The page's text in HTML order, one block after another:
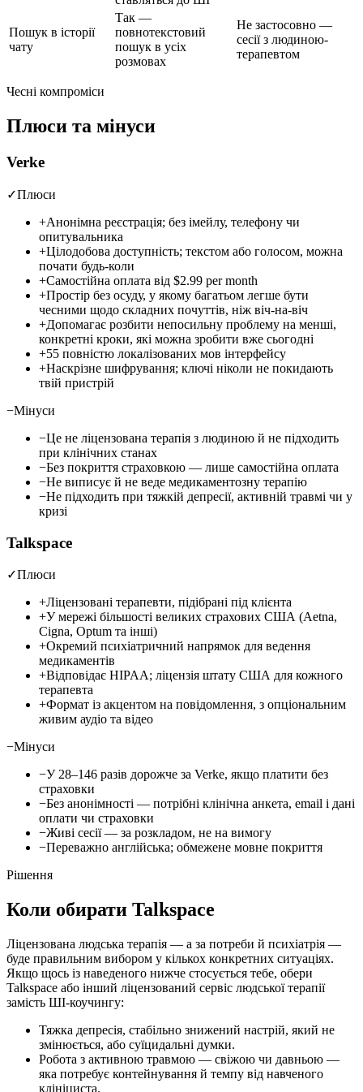
Пошук в історії
чату
Так —
повнотекстовий
пошук в усіх
розмовах
Не застосовно —
сесії з людиною-
терапевтом
Чесні компроміси
Плюси та мінуси
Verke
✓Плюси
+Анонімна реєстрація; без імейлу, телефону чи
опитувальника
+Цілодобова доступність; текстом або голосом, можна
почати будь-коли
+Самостійна оплата від $2.99 per month
+Простір без осуду, у якому багатьом легше бути
чесними щодо складних почуттів, ніж віч-на-віч
+Допомагає розбити непосильну проблему на менші,
конкретні кроки, які можна зробити вже сьогодні
+55 повністю локалізованих мов інтерфейсу
+Наскрізне шифрування; ключі ніколи не покидають
твій пристрій
−Мінуси
−Це не ліцензована терапія з людиною й не підходить
при клінічних станах
−Без покриття страховкою — лише самостійна оплата
−Не виписує й не веде медикаментозну терапію
−Не підходить при тяжкій депресії, активній травмі чи у
кризі
Talkspace
✓Плюси
+Ліцензовані терапевти, підібрані під клієнта
+У мережі більшості великих страхових США (Aetna,
Cigna, Optum та інші)
+Окремий психіатричний напрямок для ведення
медикаментів
+Відповідає HIPAA; ліцензія штату США для кожного
терапевта
+Формат із акцентом на повідомлення, з опціональним
живим аудіо та відео
−Мінуси
−У 28–146 разів дорожче за Verke, якщо платити без
страховки
−Без анонімності — потрібні клінічна анкета, email і дані
оплати чи страховки
−Живі сесії — за розкладом, не на вимогу
−Переважно англійська; обмежене мовне покриття
Рішення
Коли обирати Talkspace
Ліцензована людська терапія — а за потреби й психіатрія —
буде правильним вибором у кількох конкретних ситуаціях.
Якщо щось із наведеного нижче стосується тебе, обери
Talkspace або інший ліцензований сервіс людської терапії
замість ШІ-коучингу:
Тяжка депресія, стабільно знижений настрій, який не
змінюється, або суїцидальні думки.
Робота з активною травмою — свіжою чи давньою —
яка потребує контейнування й темпу від навченого
клініциста.